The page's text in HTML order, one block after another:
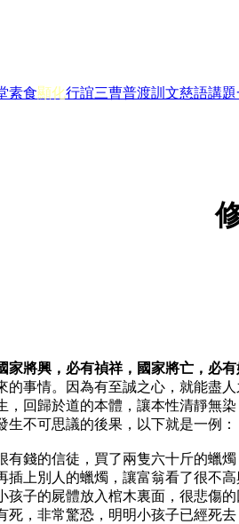
素食顯化行誼三曹普渡訓文慈語講題
家將興，必有禎祥，國家將亡，必
事情。因為有至誠之心，就能盡
，回歸於道的本體，讓本性清靜無
不可思議的後果，以下就是一例：
錢的信徒，買了兩隻六十斤的蠟
插上別人的蠟燭，讓富翁看了很不
子的屍體放入棺木裏面，很悲傷
，非常驚恐，明明小孩子已經死